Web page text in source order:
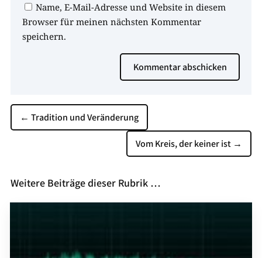
Name, E-Mail-Adresse und Website in diesem
Browser für meinen nächsten Kommentar
speichern.
Kommentar abschicken
← Tradition und Veränderung
Vom Kreis, der keiner ist →
Weitere Beiträge dieser Rubrik …